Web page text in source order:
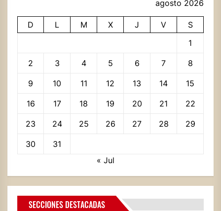
agosto 2026
D L M X J V
S
1
2 3 4 5 6 7 8
9 10 11 12 13 14 15
16 17 18 19 20 21 22
23 24 25 26 27 28 29
30
31
« Jul
SECCIONES DESTACADAS